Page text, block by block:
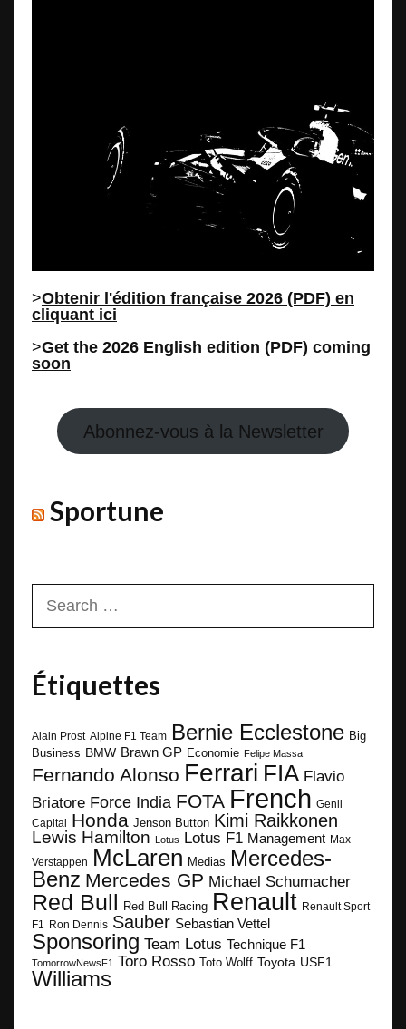
>Obtenir l'édition française 2026 (PDF) en
cliquant ici
>Get the 2026 English edition (PDF) coming
soon
Abonnez-vous à la Newsletter
Sportune
for:
Étiquettes
Alain Prost Alpine F1 Team Bernie Ecclestone Big
Business BMW Brawn GP Economie Felipe Massa
Fernando Alonso Ferrari FIA Flavio
Briatore Force India FOTA French Genii
Capital
Honda Jenson Button Kimi Raikkonen
Lewis Hamilton Lotus Lotus F1 Management Max
Verstappen McLaren Medias
Mercedes-
Benz Mercedes GP Michael Schumacher
Red Bull Red Bull Racing Renault Renault Sport
F1 Ron Dennis Sauber Sebastian Vettel
Sponsoring Team Lotus Technique F1
TomorrowNewsF1 Toro Rosso Toto Wolff Toyota USF1
Williams